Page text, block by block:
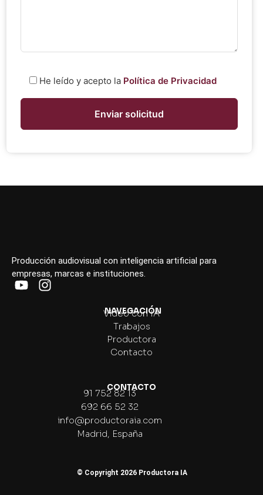
He leído y acepto la Política de Privacidad
Producción audiovisual con inteligencia artificial para
empresas, marcas e instituciones.
NAVEGACIÓN
Vídeo con IA
Trabajos
Productora
Contacto
CONTACTO
91 752 82 13
692 66 52 32
info@productoraia.com
Madrid, España
© Copyright 2026 Productora IA